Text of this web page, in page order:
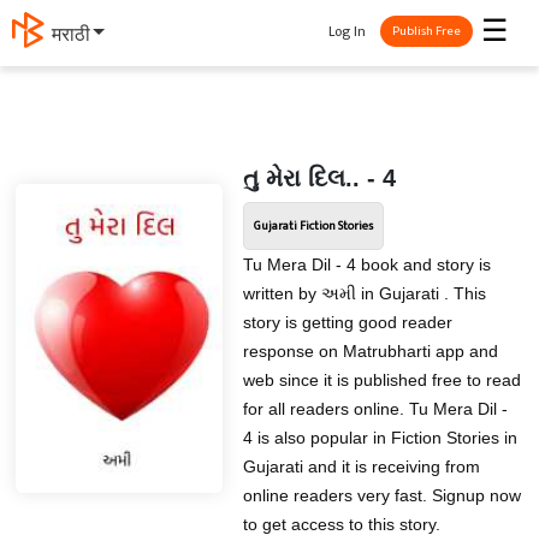
मराठी ☰
Log In Publish Free
તુ મેરા દિલ.. - 4
Gujarati Fiction Stories
Tu Mera Dil - 4 book and story is
written by અમી in Gujarati . This
story is getting good reader
response on Matrubharti app and
web since it is published free to read
for all readers online. Tu Mera Dil -
4 is also popular in Fiction Stories in
Gujarati and it is receiving from
online readers very fast. Signup now
to get access to this story.